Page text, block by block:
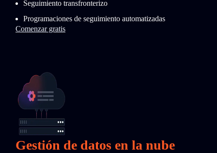
Seguimiento transfronterizo
Programaciones de seguimiento automatizadas
Comenzar gratis
Gestión de datos en la nube